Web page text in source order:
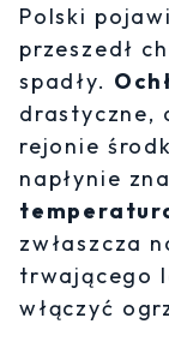
Polski
przeszedł
spadły.
drastyczne,
rejonie
napłynie
zwłaszcza
trwającego
włączyć